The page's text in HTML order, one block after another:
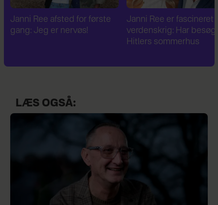
Janni Ree er fascineret af 2.
verdenskrig: Har besøgt
Janni Ree bryder
tavsheden: "Det er
fuldstændig absurd"
LÆS OGSÅ: